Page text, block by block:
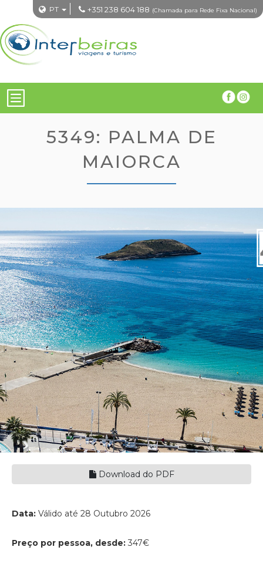
PT +351 238 604 188 (Chamada para Rede Fixa Nacional)
5349: PALMA DE
MAIORCA
Download do PDF
Data: Válido até 28 Outubro 2026
Preço por pessoa, desde: 347€